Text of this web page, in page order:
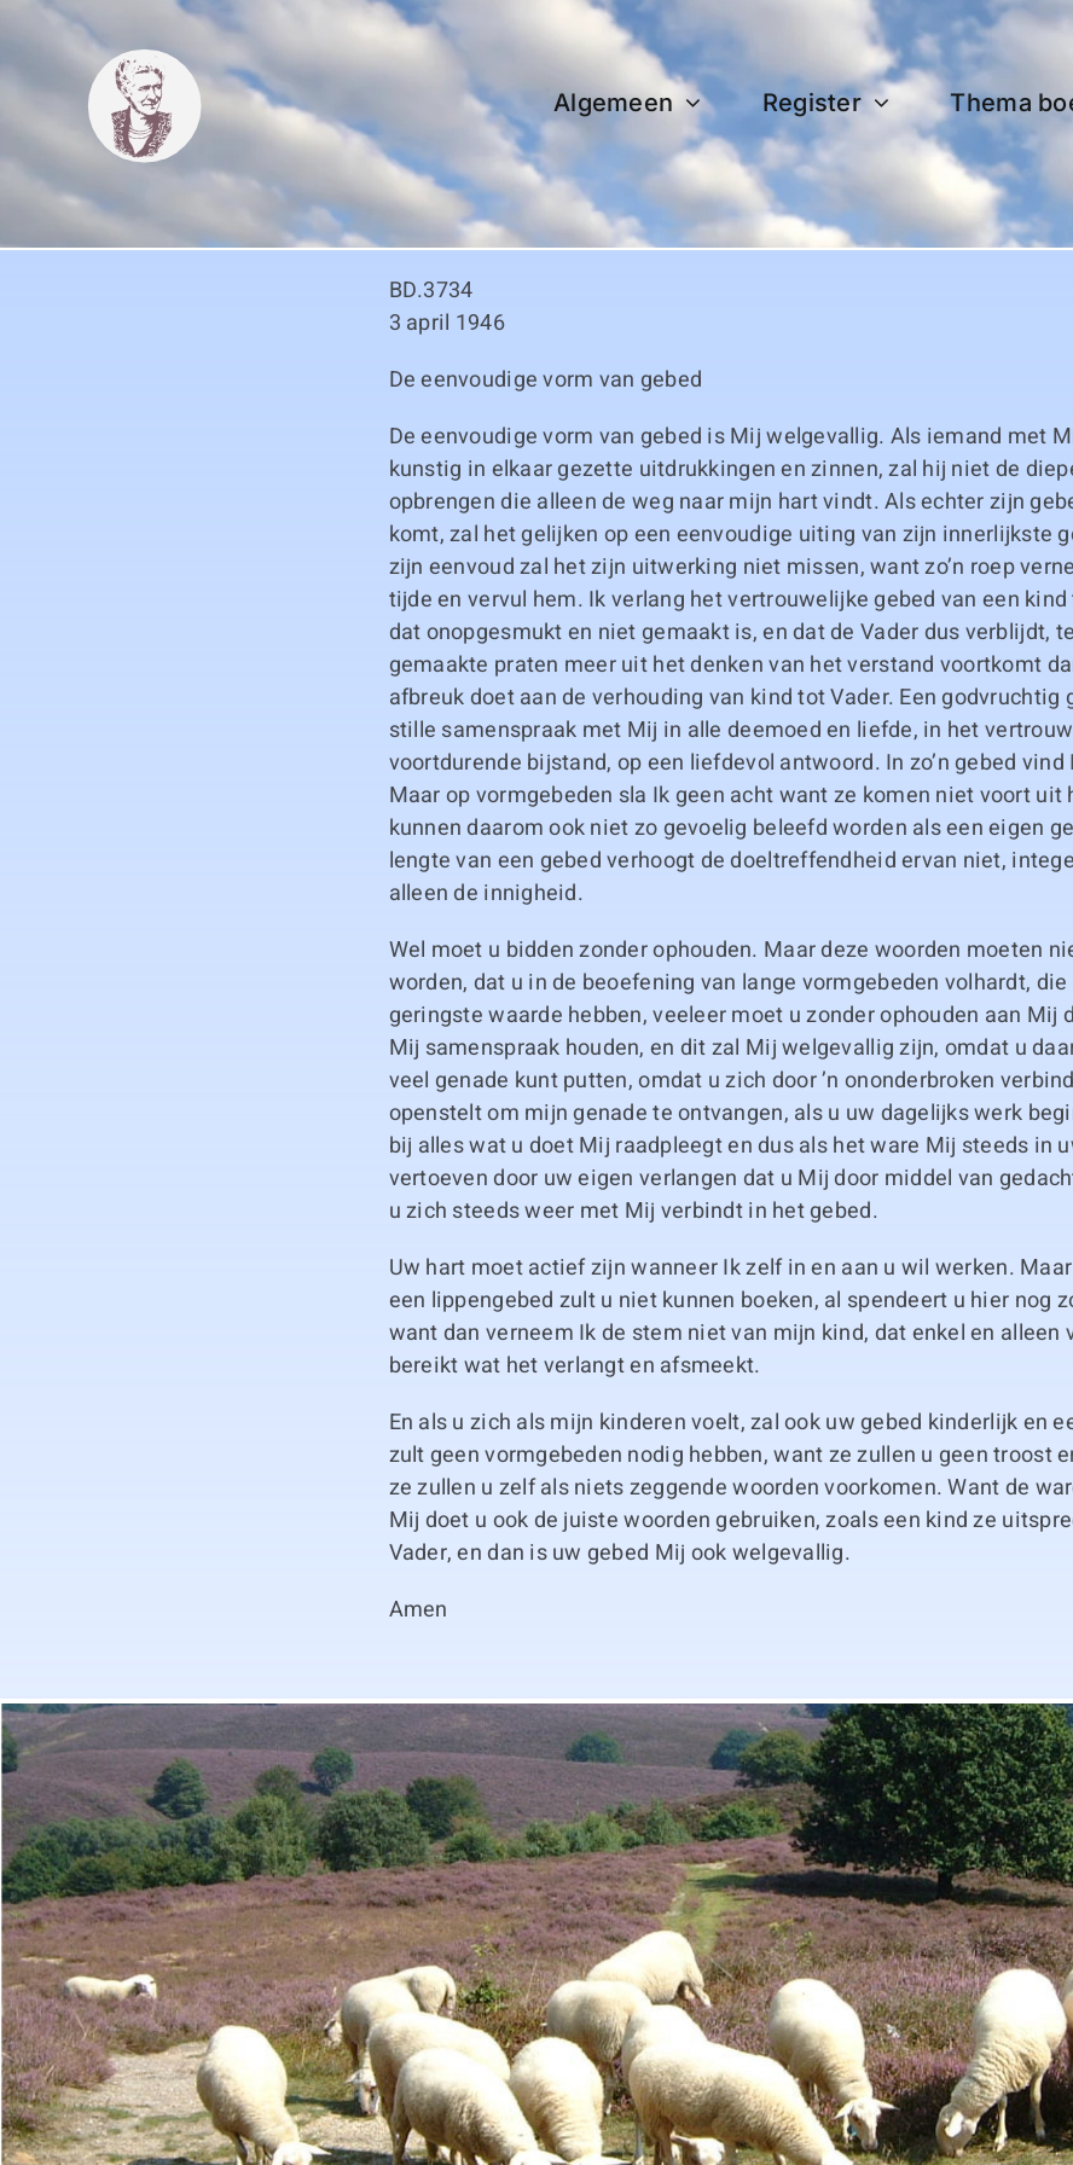
content
Algemeen Register Thema
BD.3734
3 april 1946
De eenvoudige vorm van gebed
De eenvoudige vorm van gebed is Mij welgevallig. Als iemand met
kunstig in elkaar gezette uitdrukkingen en zinnen, zal hij niet de
opbrengen die alleen de weg naar mijn hart vindt. Als echter zijn
komt, zal het gelijken op een eenvoudige uiting van zijn innerlijkste
zijn eenvoud zal het zijn uitwerking niet missen, want zo’n roep
tijde en vervul hem. Ik verlang het vertrouwelijke gebed van een kind
dat onopgesmukt en niet gemaakt is, en dat de Vader dus verblijdt,
gemaakte praten meer uit het denken van het verstand voortkomt
afbreuk doet aan de verhouding van kind tot Vader. Een godvruchtig
stille samenspraak met Mij in alle deemoed en liefde, in het
voortdurende bijstand, op een liefdevol antwoord. In zo’n gebed
Maar op vormgebeden sla Ik geen acht want ze komen niet voort uit
kunnen daarom ook niet zo gevoelig beleefd worden als een eigen
lengte van een gebed verhoogt de doeltreffendheid ervan niet,
alleen de innigheid.
Wel moet u bidden zonder ophouden. Maar deze woorden moeten
worden, dat u in de beoefening van lange vormgebeden volhardt,
geringste waarde hebben, veeleer moet u zonder ophouden aan Mij
Mij samenspraak houden, en dit zal Mij welgevallig zijn, omdat u
veel genade kunt putten, omdat u zich door ’n ononderbroken
openstelt om mijn genade te ontvangen, als u uw dagelijks werk
bij alles wat u doet Mij raadpleegt en dus als het ware Mij steeds in
vertoeven door uw eigen verlangen dat u Mij door middel van
u zich steeds weer met Mij verbindt in het gebed.
Uw hart moet actief zijn wanneer Ik zelf in en aan u wil werken.
een lippengebed zult u niet kunnen boeken, al spendeert u hier nog
want dan verneem Ik de stem niet van mijn kind, dat enkel en alleen
bereikt wat het verlangt en afsmeekt.
En als u zich als mijn kinderen voelt, zal ook uw gebed kinderlijk en
zult geen vormgebeden nodig hebben, want ze zullen u geen troost
ze zullen u zelf als niets zeggende woorden voorkomen. Want de
Mij doet u ook de juiste woorden gebruiken, zoals een kind ze
Vader, en dan is uw gebed Mij ook welgevallig.
Amen